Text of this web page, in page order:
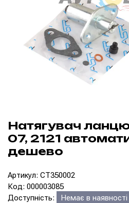
Натягувач
07, 2121
дешево
Артикул: CT350002
Код: 000003085
Доступність:
Немає в наявності